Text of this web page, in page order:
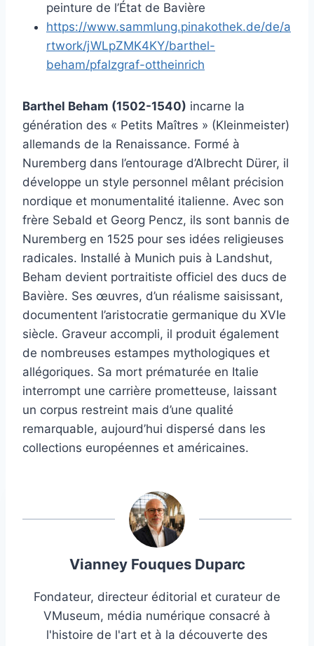
peinture de l’État de Bavière
https://www.sammlung.pinakothek.de/de/a
rtwork/jWLpZMK4KY/barthel-
beham/pfalzgraf-ottheinrich
Barthel Beham (1502-1540) incarne la
génération des « Petits Maîtres » (Kleinmeister)
allemands de la Renaissance. Formé à
Nuremberg dans l’entourage d’Albrecht Dürer, il
développe un style personnel mêlant précision
nordique et monumentalité italienne. Avec son
frère Sebald et Georg Pencz, ils sont bannis de
Nuremberg en 1525 pour ses idées religieuses
radicales. Installé à Munich puis à Landshut,
Beham devient portraitiste officiel des ducs de
Bavière. Ses œuvres, d’un réalisme saisissant,
documentent l’aristocratie germanique du XVIe
siècle. Graveur accompli, il produit également
de nombreuses estampes mythologiques et
allégoriques. Sa mort prématurée en Italie
interrompt une carrière prometteuse, laissant
un corpus restreint mais d’une qualité
remarquable, aujourd’hui dispersé dans les
collections européennes et américaines.
Vianney Fouques Duparc
Fondateur, directeur éditorial et curateur de
VMuseum, média numérique consacré à
l'histoire de l'art et à la découverte des